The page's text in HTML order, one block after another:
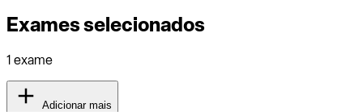
Exames selecionados
1 exame
Adicionar mais